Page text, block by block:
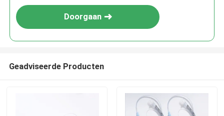
Doorgaan
Geadviseerde Producten